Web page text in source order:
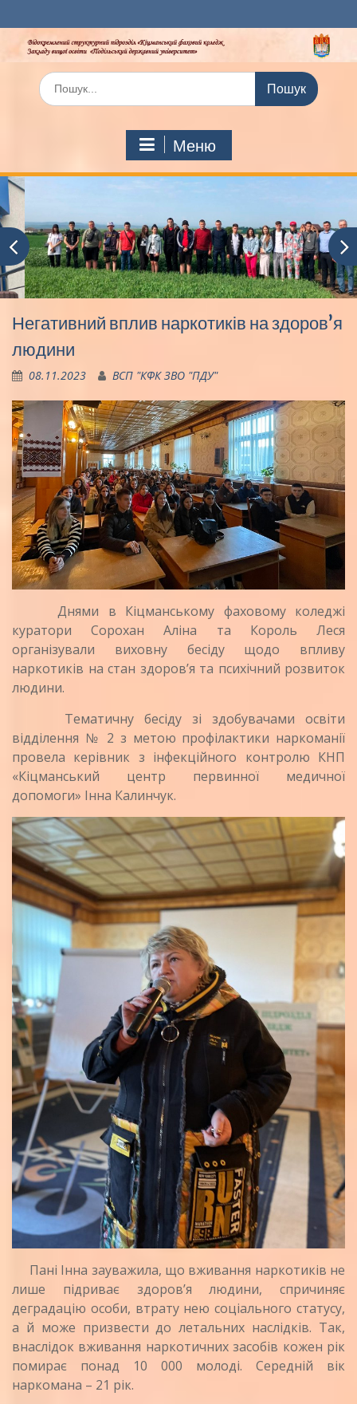
до
вмісту
Шукати:
Меню
Негативний вплив наркотиків на здоров’я
людини
08.11.2023 ВСП "КФК ЗВО "ПДУ"
Днями в Кіцманському фаховому коледжі
куратори Сорохан Аліна та Король Леся
організували виховну бесіду щодо впливу
наркотиків на стан здоров’я та психічний розвиток
людини.
Тематичну бесіду зі здобувачами освіти
відділення № 2 з метою профілактики наркоманії
провела керівник з інфекційного контролю КНП
«Кіцманський центр первинної медичної
допомоги» Інна Калинчук.
Пані Інна зауважила, що вживання наркотиків не
лише підриває здоров’я людини, спричиняє
деградацію особи, втрату нею соціального статусу,
а й може призвести до летальних наслідків. Так,
внаслідок вживання наркотичних засобів кожен рік
помирає понад 10 000 молоді. Середній вік
наркомана – 21 рік.